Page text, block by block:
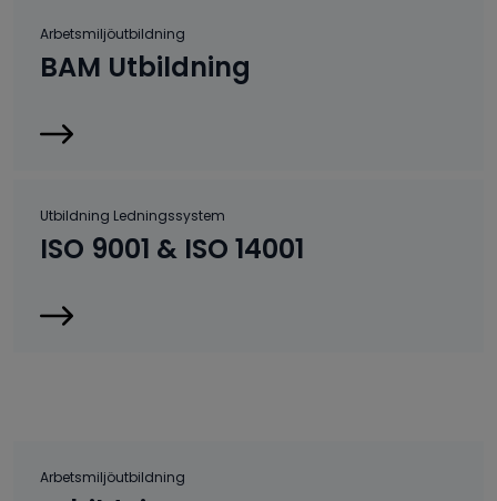
Arbetsmiljöutbildning
BAM Utbildning
Utbildning Ledningssystem
ISO 9001 & ISO 14001
Arbetsmiljöutbildning